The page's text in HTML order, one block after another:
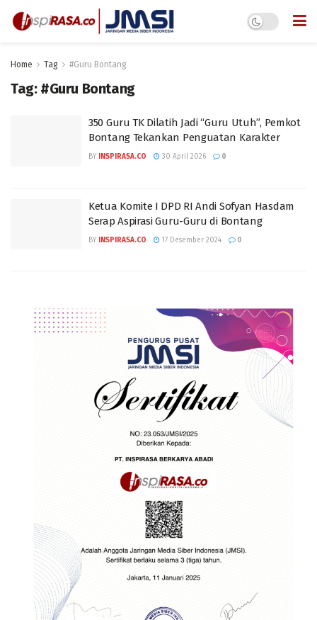
Home Tag #Guru Bontang
Tag: #Guru Bontang
350 Guru TK Dilatih Jadi “Guru Utuh”, Pemkot
Bontang Tekankan Penguatan Karakter
BY INSPIRASA.CO 30 April 2026 0
Ketua Komite I DPD RI Andi Sofyan Hasdam
Serap Aspirasi Guru-Guru di Bontang
BY INSPIRASA.CO 17 Desember 2024 0